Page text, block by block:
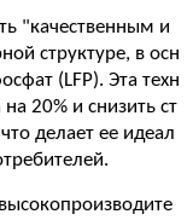
"качественным и
структуре, в осн
(LFP). Эта техн
20% и снизить ст
делает ее идеал